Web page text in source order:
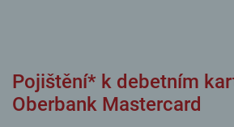
Pojištění* k debetním
Oberbank Mastercard